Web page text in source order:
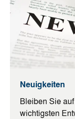
Neuigkeiten
Bleiben Sie
wichtigsten